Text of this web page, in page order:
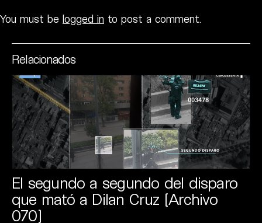
You must be logged in to post a comment.
Relacionados
El segundo a segundo del disparo
que mató a Dilan Cruz [Archivo
070]